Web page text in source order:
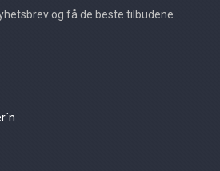
og få de beste tilbudene.